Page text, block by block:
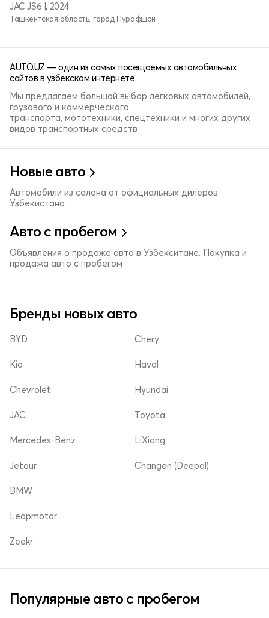
JAC JS6 I, 2024
Ташкентская область, город Нурафшон
AUTO.UZ — один из самых посещаемых автомобильных
сайтов в узбекском интернете
Мы предлагаем большой выбор легковых автомобилей,
грузового и коммерческого
транспорта, мототехники, спецтехники и многих других
видов транспортных средств
Новые авто
Автомобили из салона от официальных дилеров
Узбекистана
Авто с пробегом
Объявления о продаже авто в Узбекситане. Покупка и
продажа авто с пробегом
Бренды новых авто
BYD
Kia
Chevrolet
Chery
Haval
Hyundai
JAC
Mercedes-Benz
Jetour
Toyota
LiXiang
Changan (Deepal)
BMW
Leapmotor
Zeekr
Популярные авто с пробегом